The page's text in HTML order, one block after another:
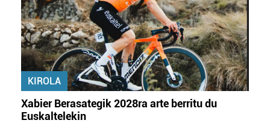
KIROLA
Xabier Berasategik 2028ra arte berritu du
Euskaltelekin